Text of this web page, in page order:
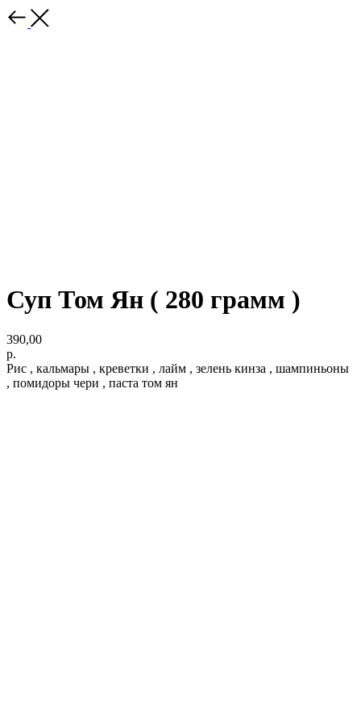
Суп Том Ян ( 280 грамм )
390,00
р.
Рис , кальмары , креветки , лайм , зелень кинза , шампиньоны
, помидоры чери , паста том ян